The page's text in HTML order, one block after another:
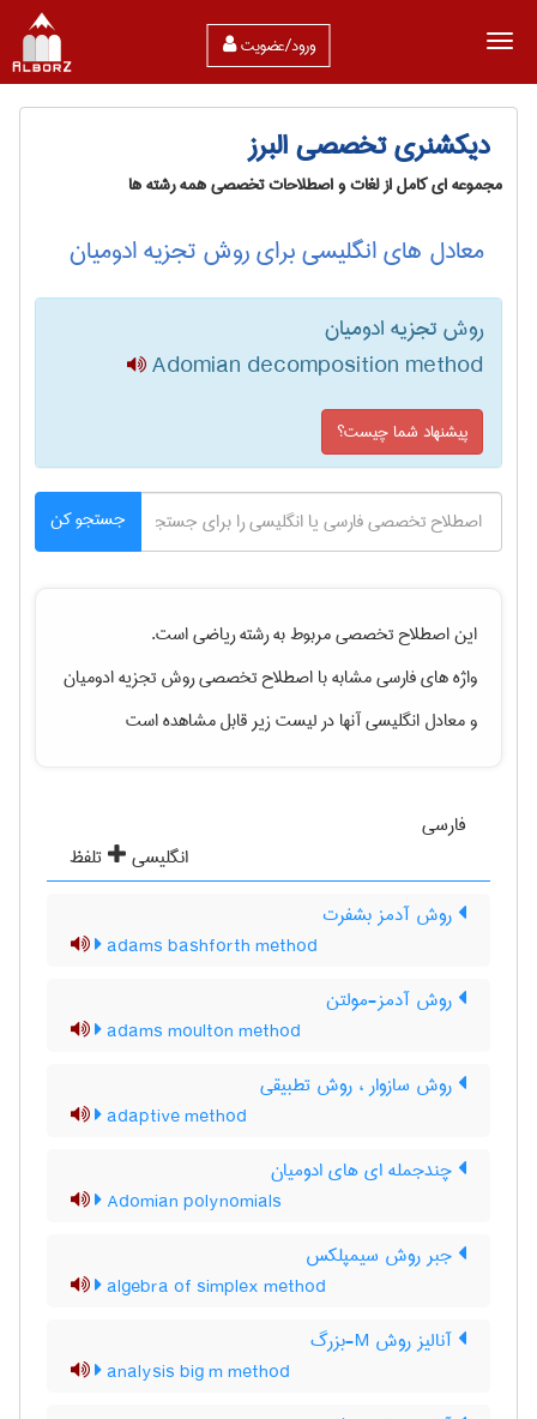
ورود/عضویت
دیکشنری تخصصی البرز
مجموعه ای کامل از لغات و اصطلاحات تخصصی همه رشته ها
معادل های انگلیسی برای روش تجزیه ادومیان
روش تجزیه ادومیان
Adomian decomposition method
پیشنهاد شما چیست؟
جستجو کن
این اصطلاح تخصصی مربوط به رشتهرياضیاست.
واژه های فارسی مشابه با اصطلاح تخصصیروش تجزیه ادومیان
و معادل انگلیسی آنها در لیست زیر قابل مشاهده است
فارسی
انگلیسی
تلفظ
روش آدمز بشفرت
adams bashforth method
روش آدمز-مولتن
adams moulton method
روش سازوار ، روش تطبیقی
adaptive method
چندجمله ای های ادومیان
Adomian polynomials
جبر روش سیمپلکس
algebra of simplex method
آنالیز روش M-بزرگ
analysis big m method